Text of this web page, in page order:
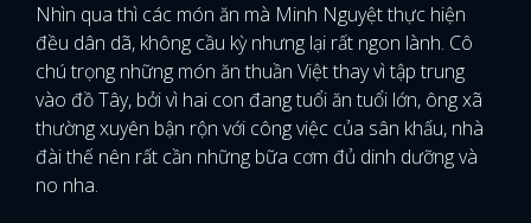
Nhìn qua thì các món ăn mà Minh Nguyệt thực hiện
đều dân dã, không cầu kỳ nhưng lại rất ngon lành. Cô
chú trọng những món ăn thuần Việt thay vì tập trung
vào đồ Tây, bởi vì hai con đang tuổi ăn tuổi lớn, ông xã
thường xuyên bận rộn với công việc của sân khấu, nhà
đài thế nên rất cần những bữa cơm đủ dinh dưỡng và
no nha.